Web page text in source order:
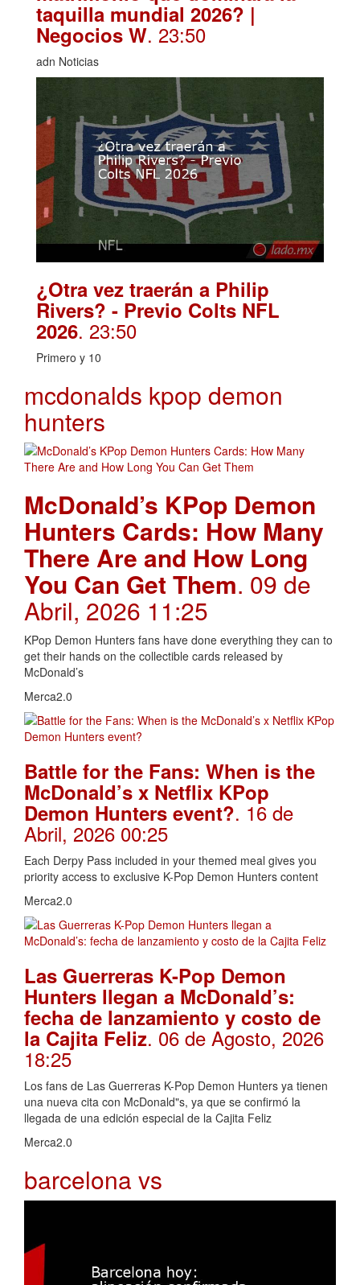
taquilla mundial 2026? |
Negocios W. 23:50
adn Noticias
¿Otra vez traerán a Philip
Rivers? - Previo Colts NFL
2026. 23:50
Primero y 10
mcdonalds kpop demon
hunters
McDonald’s KPop Demon
Hunters Cards: How Many
There Are and How Long
You Can Get Them. 09 de
Abril, 2026 11:25
KPop Demon Hunters fans have done everything they can to
get their hands on the collectible cards released by
McDonald’s
Merca2.0
Battle for the Fans: When is the
McDonald’s x Netflix KPop
Demon Hunters event?. 16 de
Abril, 2026 00:25
Each Derpy Pass included in your themed meal gives you
priority access to exclusive K-Pop Demon Hunters content
Merca2.0
Las Guerreras K-Pop Demon
Hunters llegan a McDonald’s:
fecha de lanzamiento y costo de
la Cajita Feliz. 06 de Agosto, 2026
18:25
Los fans de Las Guerreras K-Pop Demon Hunters ya tienen
una nueva cita con McDonald"s, ya que se confirmó la
llegada de una edición especial de la Cajita Feliz
Merca2.0
barcelona vs